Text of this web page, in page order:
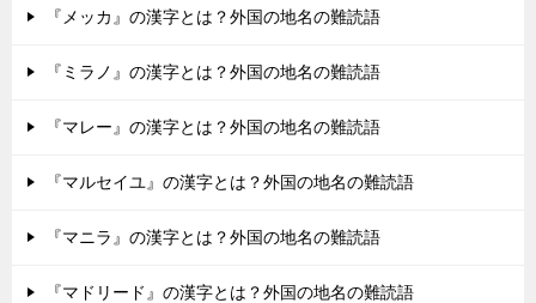
『メッカ』の漢字とは？外国の地名の難読語
『ミラノ』の漢字とは？外国の地名の難読語
『マレー』の漢字とは？外国の地名の難読語
『マルセイユ』の漢字とは？外国の地名の難読語
『マニラ』の漢字とは？外国の地名の難読語
『マドリード』の漢字とは？外国の地名の難読語